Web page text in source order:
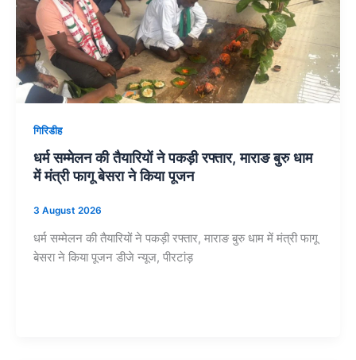
गिरिडीह
धर्म सम्मेलन की तैयारियों ने पकड़ी रफ्तार, माराङ बुरु धाम
में मंत्री फागू बेसरा ने किया पूजन
3 August 2026
धर्म सम्मेलन की तैयारियों ने पकड़ी रफ्तार, माराङ बुरु धाम में मंत्री फागू
बेसरा ने किया पूजन डीजे न्यूज, पीरटांड़